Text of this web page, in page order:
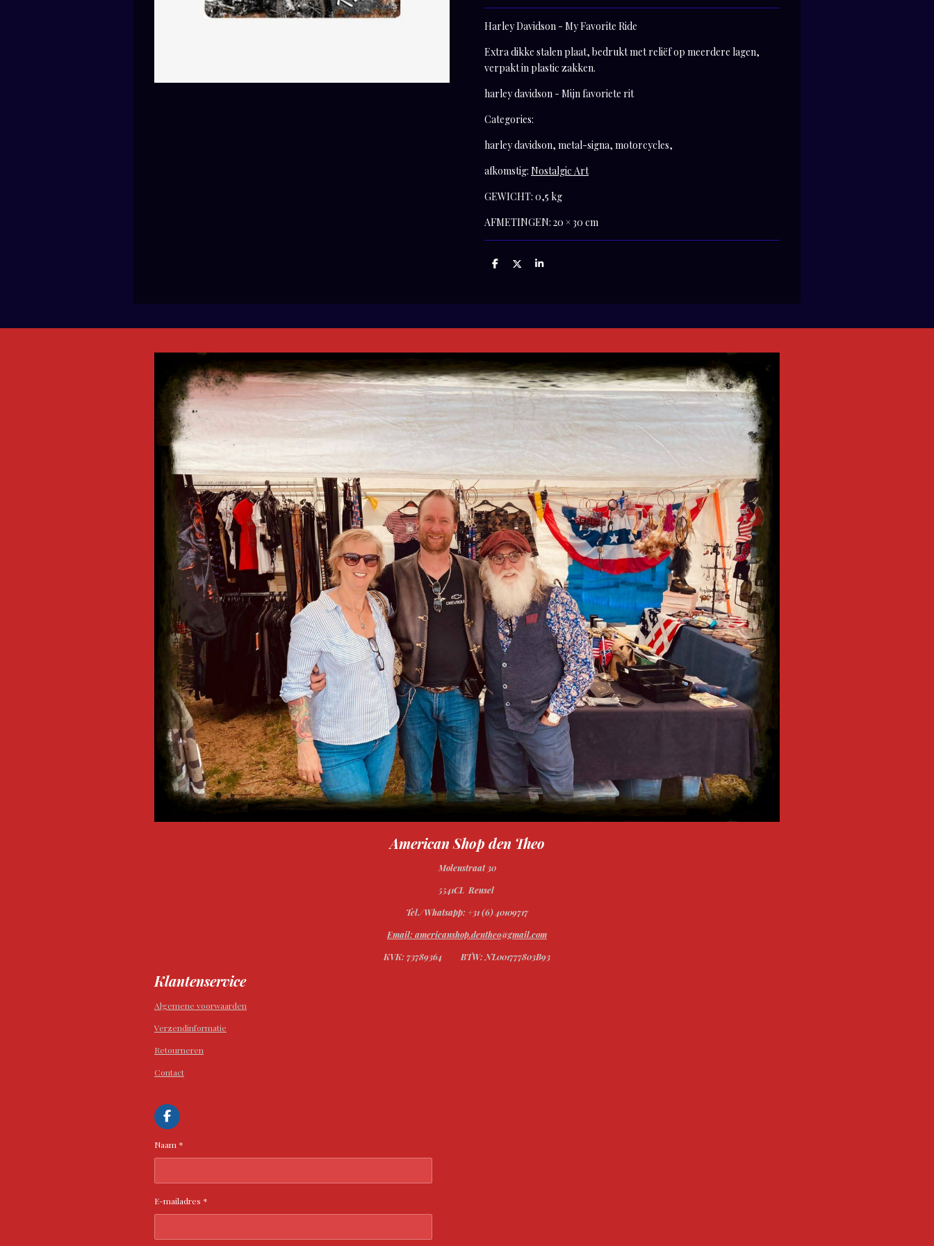
Harley Davidson - My Favorite Ride
Extra dikke stalen plaat, bedrukt met reliëf op meerdere lagen,
verpakt in plastic zakken.
harley davidson - Mijn favoriete rit
Categories:
harley davidson, metal-signa, motorcycles,
afkomstig: Nostalgic Art
GEWICHT: 0,5 kg
AFMETINGEN: 20 × 30 cm
D
D
S
American Shop den Theo
Molenstraat 30
5541CL Reusel
Tel./Whatsapp: +31 (6) 40109717
Email: americanshop.dentheo@gmail.com
KVK: 73789364 BTW: NL001777803B93
Klantenservice
Algemene voorwaarden
Verzendinformatie
Retourneren
Contact
F
a
c
o
k
Naam *
E-mailadres *